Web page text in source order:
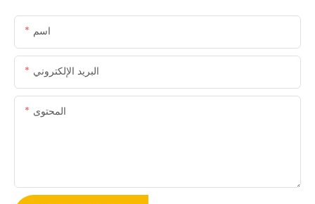
اسم
البريد الإلكتروني
المحتوى